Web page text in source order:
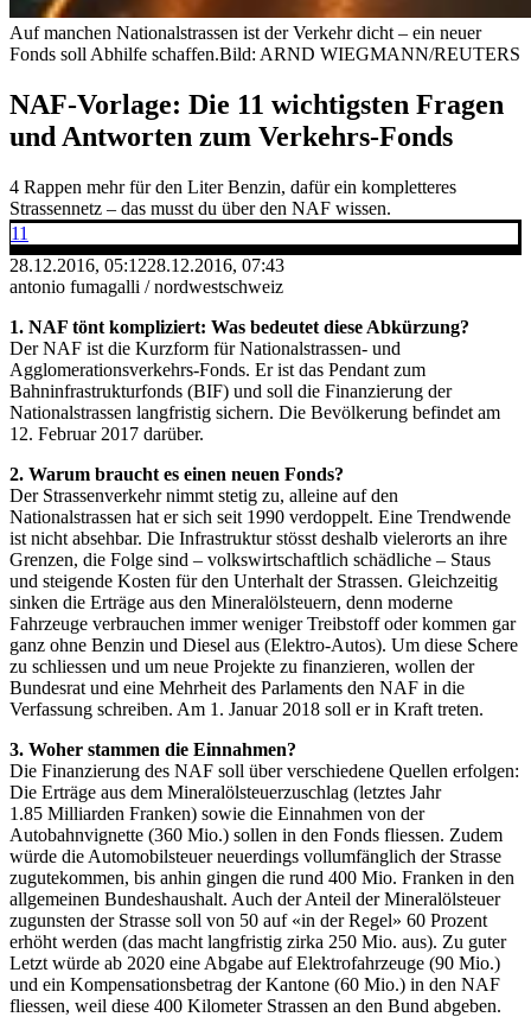
Auf manchen Nationalstrassen ist der Verkehr dicht – ein neuer
Fonds soll Abhilfe schaffen.Bild: ARND WIEGMANN/REUTERS
NAF-Vorlage: Die 11 wichtigsten Fragen
und Antworten zum Verkehrs-Fonds
4 Rappen mehr für den Liter Benzin, dafür ein kompletteres
Strassennetz – das musst du über den NAF wissen.
11
28.12.2016, 05:1228.12.2016, 07:43
antonio fumagalli / nordwestschweiz
1. NAF tönt kompliziert: Was bedeutet diese Abkürzung?
Der NAF ist die Kurzform für Nationalstrassen- und
Agglomerationsverkehrs-Fonds. Er ist das Pendant zum
Bahninfrastrukturfonds (BIF) und soll die Finanzierung der
Nationalstrassen langfristig sichern. Die Bevölkerung befindet am
12. Februar 2017 darüber.
2. Warum braucht es einen neuen Fonds?
Der Strassenverkehr nimmt stetig zu, alleine auf den
Nationalstrassen hat er sich seit 1990 verdoppelt. Eine Trendwende
ist nicht absehbar. Die Infrastruktur stösst deshalb vielerorts an ihre
Grenzen, die Folge sind – volkswirtschaftlich schädliche – Staus
und steigende Kosten für den Unterhalt der Strassen. Gleichzeitig
sinken die Erträge aus den Mineralölsteuern, denn moderne
Fahrzeuge verbrauchen immer weniger Treibstoff oder kommen gar
ganz ohne Benzin und Diesel aus (Elektro-Autos). Um diese Schere
zu schliessen und um neue Projekte zu finanzieren, wollen der
Bundesrat und eine Mehrheit des Parlaments den NAF in die
Verfassung schreiben. Am 1. Januar 2018 soll er in Kraft treten.
3. Woher stammen die Einnahmen?
Die Finanzierung des NAF soll über verschiedene Quellen erfolgen:
Die Erträge aus dem Mineralölsteuerzuschlag (letztes Jahr
1.85 Milliarden Franken) sowie die Einnahmen von der
Autobahnvignette (360 Mio.) sollen in den Fonds fliessen. Zudem
würde die Automobilsteuer neuerdings vollumfänglich der Strasse
zugutekommen, bis anhin gingen die rund 400 Mio. Franken in den
allgemeinen Bundeshaushalt. Auch der Anteil der Mineralölsteuer
zugunsten der Strasse soll von 50 auf «in der Regel» 60 Prozent
erhöht werden (das macht langfristig zirka 250 Mio. aus). Zu guter
Letzt würde ab 2020 eine Abgabe auf Elektrofahrzeuge (90 Mio.)
und ein Kompensationsbetrag der Kantone (60 Mio.) in den NAF
fliessen, weil diese 400 Kilometer Strassen an den Bund abgeben.